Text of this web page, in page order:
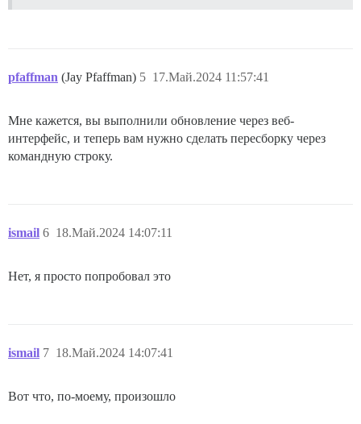
pfaffman (Jay Pfaffman) 17.Май.2024 11:57:41
5
Мне кажется, вы выполнили обновление через веб-
интерфейс, и теперь вам нужно сделать пересборку через
командную строку.
ismail 18.Май.2024 14:07:11
6
Нет, я просто попробовал это
ismail 18.Май.2024 14:07:41
7
Вот что, по-моему, произошло